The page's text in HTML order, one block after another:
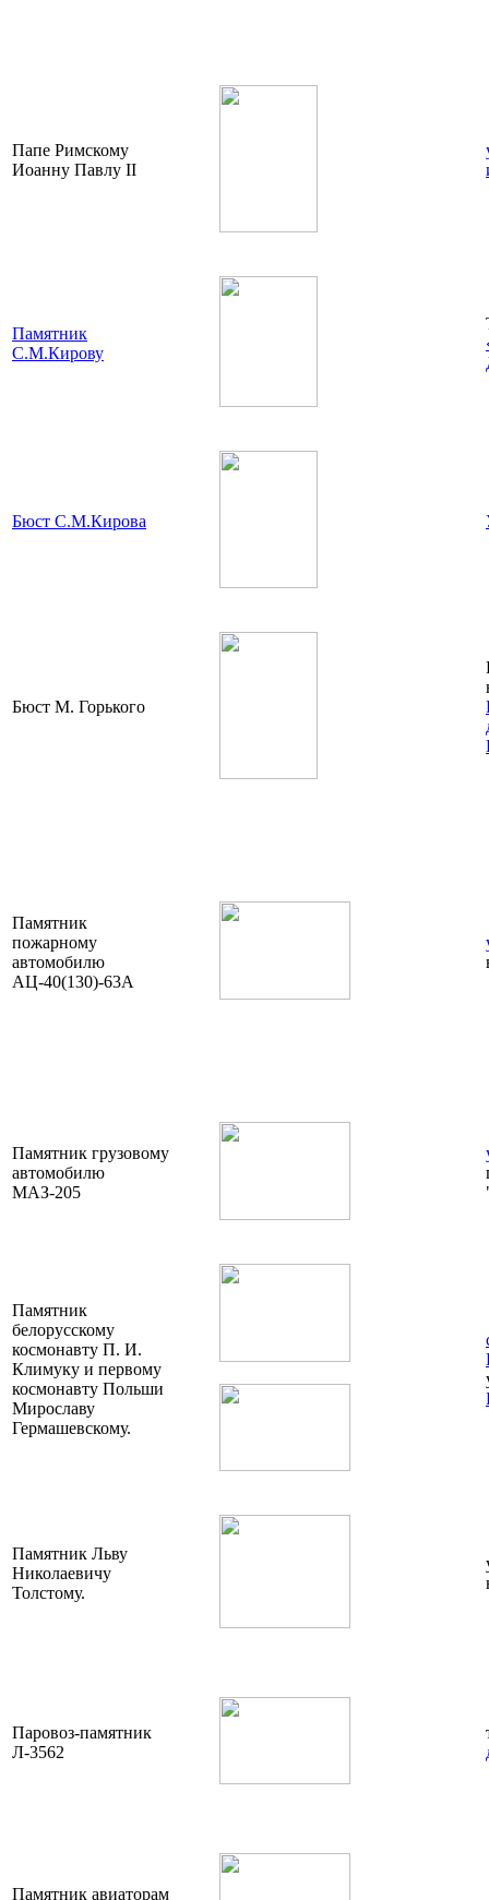
Папе Римскому
Иоанну Павлу II
Памятник
С.М.Кирову
Бюст С.М.Кирова
Бюст М. Горького
Памятник
пожарному
автомобилю
АЦ-40(130)-63А
Памятник грузовому
автомобилю
МАЗ-205
Памятник
белорусскому
космонавту П. И.
Климуку и первому
космонавту Польши
Мирославу
Гермашевскому.
Памятник Льву
Николаевичу
Толстому.
Паровоз-памятник
Л-3562
Памятник авиаторам